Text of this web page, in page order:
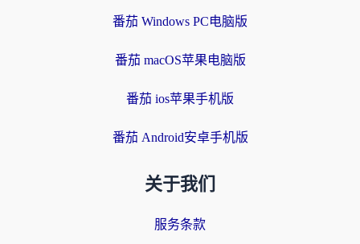
番茄 Windows PC电脑版
番茄 macOS苹果电脑版
番茄 ios苹果手机版
番茄 Android安卓手机版
关于我们
服务条款